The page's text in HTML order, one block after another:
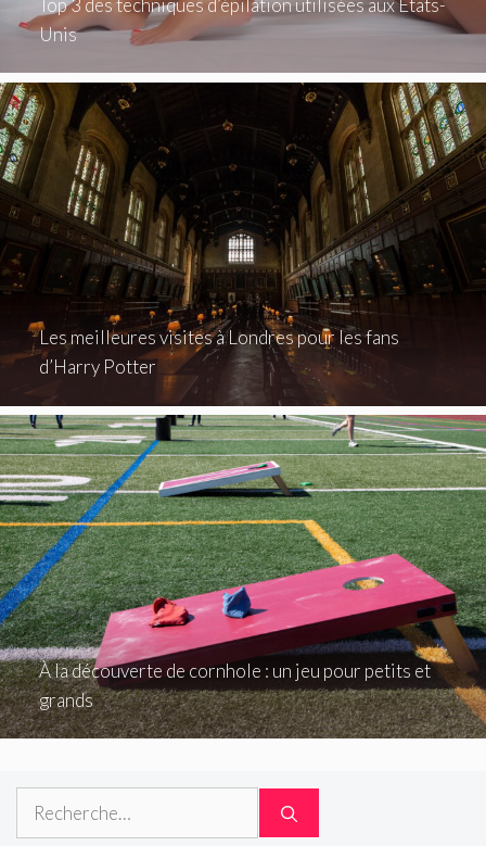
Unis
Les meilleures visites à Londres pour les fans
d’Harry Potter
À la découverte de cornhole : un jeu pour petits et
grands
Rechercher :